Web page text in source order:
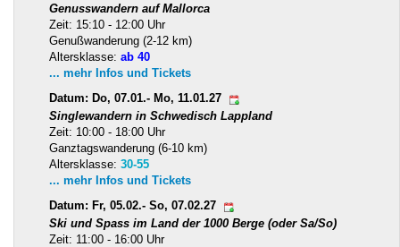
Genusswandern auf Mallorca
Zeit: 15:10 - 12:00 Uhr
Genußwanderung (2-12 km)
Altersklasse: ab 40
... mehr Infos und Tickets
Datum: Do, 07.01.- Mo, 11.01.27
Singlewandern in Schwedisch Lappland
Zeit: 10:00 - 18:00 Uhr
Ganztagswanderung (6-10 km)
Altersklasse: 30-55
... mehr Infos und Tickets
Datum: Fr, 05.02.- So, 07.02.27
Ski und Spass im Land der 1000 Berge (oder Sa/So)
Zeit: 11:00 - 16:00 Uhr